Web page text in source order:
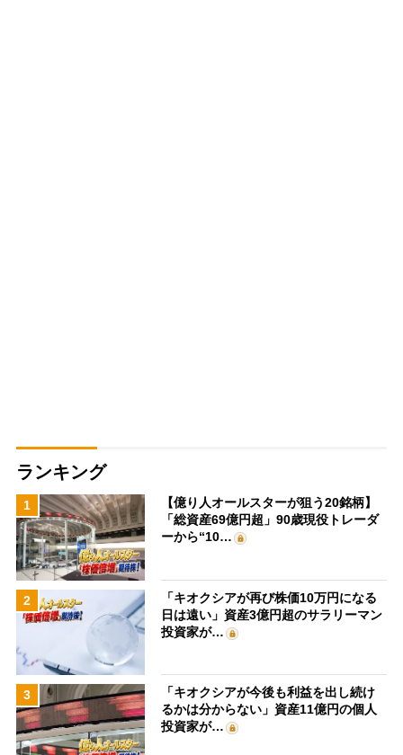
ランキング
1
【億り人オールスターが狙う20銘柄】
「総資産69億円超」90歳現役トレーダ
ーから“10…
2
「キオクシアが再び株価10万円になる
日は遠い」資産3億円超のサラリーマン
投資家が…
3
「キオクシアが今後も利益を出し続け
るかは分からない」資産11億円の個人
投資家が…